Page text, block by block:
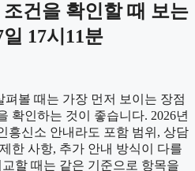
건을 확인할 때 보는
17시11분
볼 때는 가장 먼저 보이는 장점
확인하는 것이 좋습니다. 2026년
흥신소 안내라도 포함 범위, 상담
한 사항, 추가 안내 방식이 다를
할 때는 같은 기준으로 항목을